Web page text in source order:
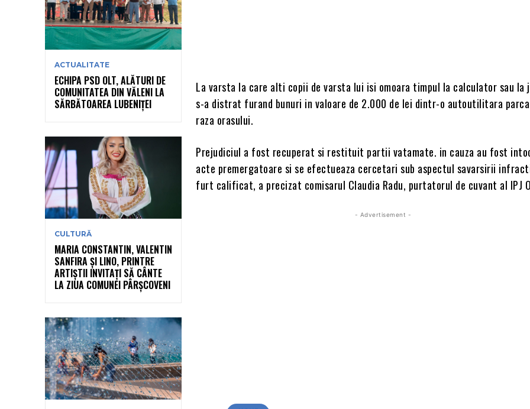
ACTUALITATE
ECHIPA PSD OLT, ALĂTURI DE
COMUNITATEA DIN VĂLENI LA
SĂRBĂTOAREA LUBENIȚEI
CULTURĂ
MARIA CONSTANTIN, VALENTIN
SANFIRA ȘI LINO, PRINTRE
ARTIȘTII INVITAȚI SĂ CÂNTE
LA ZIUA COMUNEI PÂRȘCOVENI
La varsta la care alti copii de varsta lui isi omoara timpul la calculator sau la
s-a distrat furand bunuri in valoare de 2.000 de lei dintr-o autoutilitara
raza orasului.
Prejudiciul a fost recuperat si restituit partii vatamate. in cauza au fost
acte premergatoare si se efectueaza cercetari sub aspectul savarsirii
furt calificat, a precizat comisarul Claudia Radu, purtatorul de cuvant al IPJ
- Advertisement -